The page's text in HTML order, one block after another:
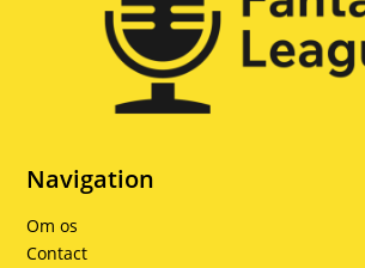
Navigation
Om os
Contact